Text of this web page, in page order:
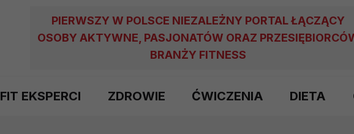
PIERWSZY W POLSCE NIEZALEŻNY PORTAL ŁĄCZĄCY
OSOBY AKTYWNE, PASJONATÓW ORAZ
BRANŻY FITNESS
FIT EKSPERCI ZDROWIE ĆWICZENIA DIETA